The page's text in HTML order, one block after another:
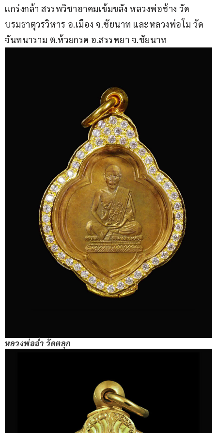
แกร่งกล้า สรรพวิชาอาคมเข้มขลัง หลวงพ่อช้าง วัด
บรมธาตุวรวิหาร อ.เมือง จ.ชัยนาท และหลวงพ่อโม วัด
จันทนาราม ต.ห้วยกรด อ.สรรพยา จ.ชัยนาท
หลวงพ่ออ่ำ วัดตลุก